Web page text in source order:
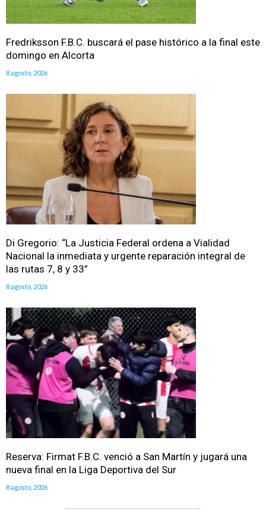
Fredriksson F.B.C. buscará el pase histórico a la final este
domingo en Alcorta
8 agosto, 2026
Di Gregorio: “La Justicia Federal ordena a Vialidad
Nacional la inmediata y urgente reparación integral de
las rutas 7, 8 y 33”
8 agosto, 2026
Reserva: Firmat F.B.C. venció a San Martín y jugará una
nueva final en la Liga Deportiva del Sur
8 agosto, 2026